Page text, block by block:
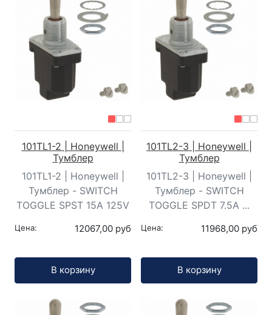
101TL1-2 | Honeywell |
Тумблер
101TL1-2 | Honeywell |
Тумблер - SWITCH
TOGGLE SPST 15A 125V
Цена: 12067,00 руб
В корзину
101TL2-3 | Honeywell |
Тумблер
101TL2-3 | Honeywell |
Тумблер - SWITCH
TOGGLE SPDT 7.5A ...
Цена: 11968,00 руб
В корзину